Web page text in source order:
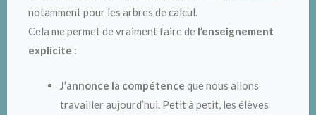
notamment pour les arbres de calcul.
Cela me permet de vraiment faire de l’enseignement
explicite :
J’annonce la compétence que nous allons
travailler aujourd’hui. Petit à petit, les élèves